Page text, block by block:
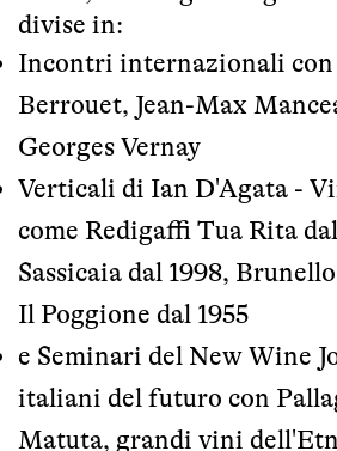
divise in:
Incontri internazionali con
Berrouet, Jean-Max
Georges Vernay
Verticali di Ian D'Agata -
come Redigaffi Tua Rita
Sassicaia dal 1998,
Il Poggione dal 1955
e Seminari del New Wine
italiani del futuro con
Matuta, grandi vini